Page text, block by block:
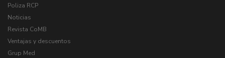
Poliza RCP
Noticias
Revista CoMB
Ventajas y descuentos
Grup Med